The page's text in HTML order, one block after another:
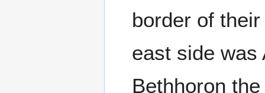
border of
east side was
Bethhoron